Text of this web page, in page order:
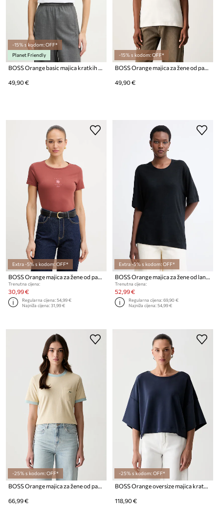
-15% s kodom: OFF*
Planet Friendly
49,90 €
-15% s kodom: OFF*
49,90 €
Extra -5% s kodom: OFF*
BOSS Orange majica za žene od pamuka C Elove 4
Trenutna cijena:
30,99 €
Regularna cijena:54,99 €
Najniža cijena:31,99 €
Extra -5% s kodom: OFF*
BOSS Orange majica za žene od lana C Emma
Trenutna cijena:
52,99 €
Regularna cijena:69,90 €
Najniža cijena:54,99 €
-25% s kodom: OFF*
BOSS Orange majica za žene od pamuka C_Ezoe
66,99 €
-25% s kodom: OFF*
BOSS Orange oversize majica kratkih rukava ženska s modalom C_Eagles
118,90 €